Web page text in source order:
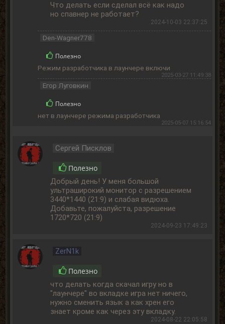
Что делать если сделал всё как надо
но спавнер не работает?
2024-10-03 22:37:25
Den-Wagner778
Полезно
Режим разработчика в лаунчере включи
2025-03-27 11:49:38
Егор Луговкин
Полезно
нет в лаунчере режима разработчика
2025-05-07 15:16:54
Сергей Писклов
Полезно
Добрый день! У меня большой
ультраширокий монитор с разрешением
3440*1440 (21:9) и слабая видюха.
Добавьте, пожалуйста, разрешение
1720*720 (21:9)
2024-09-23 17:49:23
ZerN1k
Полезно
что делать когда скачал игру но в
"лаунчере" во вкладке игра нет ничего,
нужно сменить язык а как хрен его
знает кроме как через эту вкладку.
2024-08-22 22:05:58